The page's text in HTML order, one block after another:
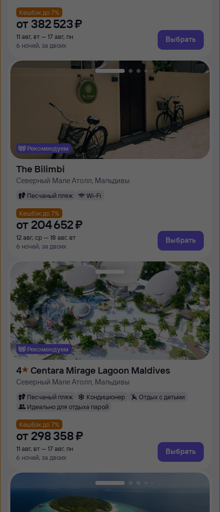
Кешбэк до 7%
от 382 ⁠523 ⁠₽
11 авг, вт — 17 авг, пн
6 ночей, за двоих
Выбрать
Рекомендуем
The Bilimbi
Северный Мале Атолл, Мальдивы
Песчаный пляж Wi-Fi
Кешбэк до 7%
от 204 ⁠652 ⁠₽
12 авг, ср — 18 авг, вт
6 ночей, за двоих
Выбрать
Рекомендуем
4 Centara Mirage Lagoon Maldives
Северный Мале Атолл, Мальдивы
Песчаный пляж Кондиционер
Отдых с детьми
Идеально для отдыха парой
Кешбэк до 7%
от 298 ⁠358 ⁠₽
11 авг, вт — 17 авг, пн
6 ночей, за двоих
Выбрать